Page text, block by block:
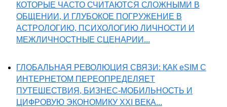
КОТОРЫЕ ЧАСТО СЧИТАЮТСЯ СЛОЖНЫМИ В
ОБЩЕНИИ, И ГЛУБОКОЕ ПОГРУЖЕНИЕ В
АСТРОЛОГИЮ, ПСИХОЛОГИЮ ЛИЧНОСТИ И
МЕЖЛИЧНОСТНЫЕ СЦЕНАРИИ...
ГЛОБАЛЬНАЯ РЕВОЛЮЦИЯ СВЯЗИ: КАК eSIM С
ИНТЕРНЕТОМ ПЕРЕОПРЕДЕЛЯЕТ
ПУТЕШЕСТВИЯ, БИЗНЕС-МОБИЛЬНОСТЬ И
ЦИФРОВУЮ ЭКОНОМИКУ XXI ВЕКА...